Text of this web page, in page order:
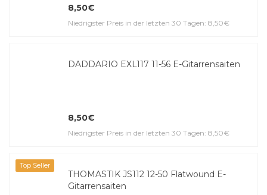
8,50€
Niedrigster Preis in der letzten 30 Tagen: 8,50€
DADDARIO EXL117 11-56 E-Gitar­ren­saiten
8,50€
Niedrigster Preis in der letzten 30 Tagen: 8,50€
Top Seller
THOMASTIK JS112 12-50 Flatwound E-
Gitarrensaiten